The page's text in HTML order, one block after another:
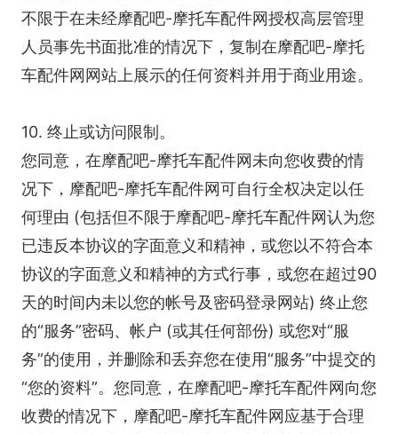
不限于在未经摩配吧-摩托车配件网授权高层管理
人员事先书面批准的情况下，复制在摩配吧-摩托
车配件网网站上展示的任何资料并用于商业用途。
10. 终止或访问限制。
您同意，在摩配吧-摩托车配件网未向您收费的情
况下，摩配吧-摩托车配件网可自行全权决定以任
何理由 (包括但不限于摩配吧-摩托车配件网认为您
已违反本协议的字面意义和精神，或您以不符合本
协议的字面意义和精神的方式行事，或您在超过90
天的时间内未以您的帐号及密码登录网站) 终止您
的“服务”密码、帐户 (或其任何部份) 或您对“服
务”的使用，并删除和丢弃您在使用“服务”中提交的
“您的资料”。您同意，在摩配吧-摩托车配件网向您
收费的情况下，摩配吧-摩托车配件网应基于合理